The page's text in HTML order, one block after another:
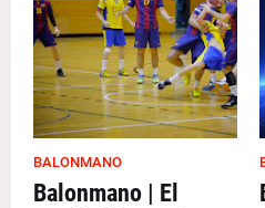
BALONMANO
Balonmano | El